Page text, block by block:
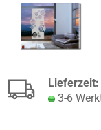
Lieferzeit:
3-6